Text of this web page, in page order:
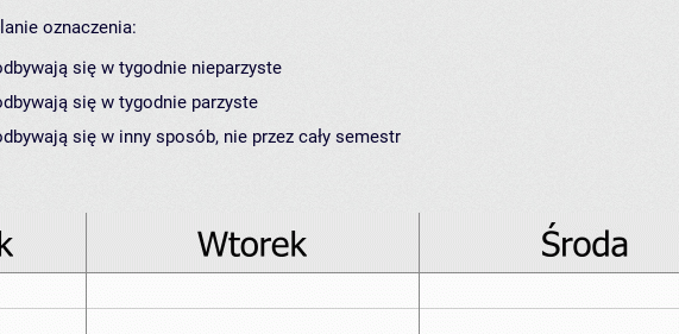
oznaczenia:
się w tygodnie nieparzyste
się w tygodnie parzyste
się w inny sposób, nie przez cały semestr